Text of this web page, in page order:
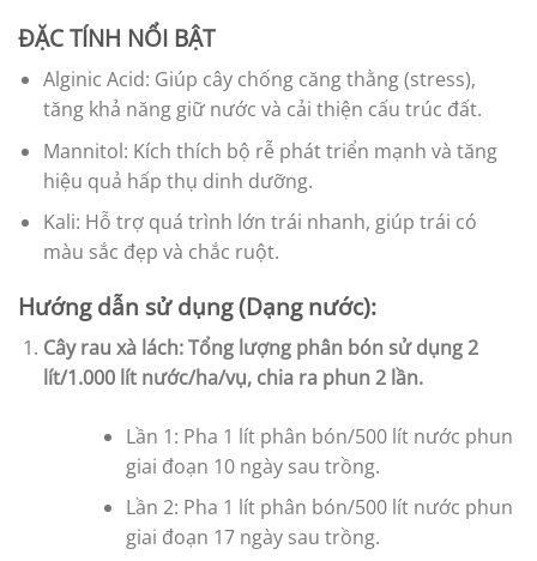
ĐẶC TÍNH NỔI BẬT
Alginic Acid: Giúp cây chống căng thằng (stress),
tăng khả năng giữ nước và cải thiện cấu trúc đất.
Mannitol: Kích thích bộ rễ phát triển mạnh và tăng
hiệu quả hấp thụ dinh dưỡng.
Kali: Hỗ trợ quá trình lớn trái nhanh, giúp trái có
màu sắc đẹp và chắc ruột.
Hướng dẫn sử dụng (Dạng nước):
Cây rau xà lách: Tổng lượng phân bón sử dụng 2
lít/1.000 lít nước/ha/vụ, chia ra phun 2 lần.
Lần 1: Pha 1 lít phân bón/500 lít nước phun
giai đoạn 10 ngày sau trồng.
Lần 2: Pha 1 lít phân bón/500 lít nước phun
giai đoạn 17 ngày sau trồng.